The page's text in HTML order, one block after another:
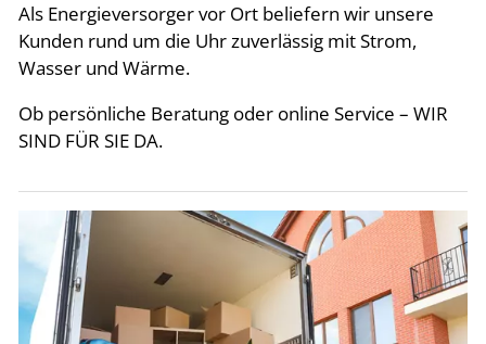
Als Energieversorger vor Ort beliefern wir unsere
Kunden rund um die Uhr zuverlässig mit Strom,
Wasser und Wärme.
Ob persönliche Beratung oder online Service – WIR
SIND FÜR SIE DA.